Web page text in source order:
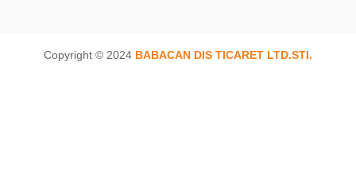
Copyright © 2024 BABACAN DIS TICARET LTD.STI.